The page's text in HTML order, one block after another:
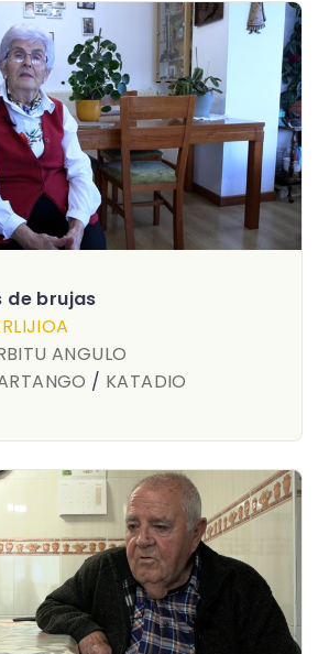
de brujas
ANGULO
/ KATADIO